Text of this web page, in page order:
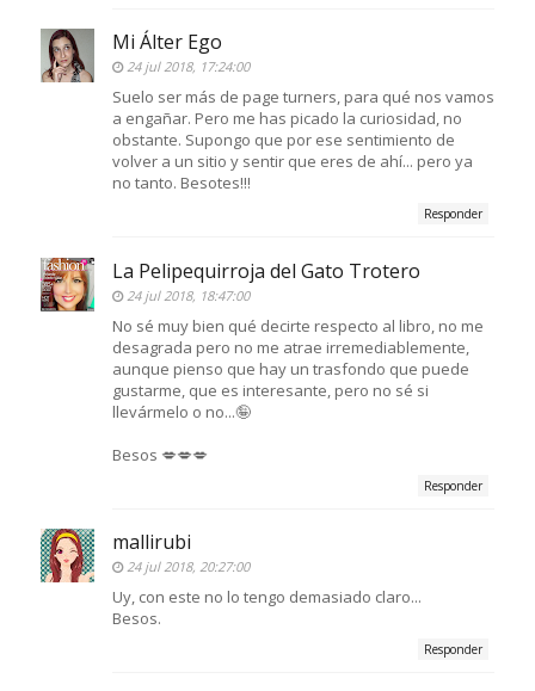
Mi Álter Ego
24 jul 2018, 17:24:00
Suelo ser más de page turners, para qué nos vamos
a engañar. Pero me has picado la curiosidad, no
obstante. Supongo que por ese sentimiento de
volver a un sitio y sentir que eres de ahí... pero ya
no tanto. Besotes!!!
Responder
La Pelipequirroja del Gato Trotero
24 jul 2018, 18:47:00
No sé muy bien qué decirte respecto al libro, no me
desagrada pero no me atrae irremediablemente,
aunque pienso que hay un trasfondo que puede
gustarme, que es interesante, pero no sé si
llevármelo o no...🤪
Besos 💋💋💋
Responder
mallirubi
24 jul 2018, 20:27:00
Uy, con este no lo tengo demasiado claro...
Besos.
Responder